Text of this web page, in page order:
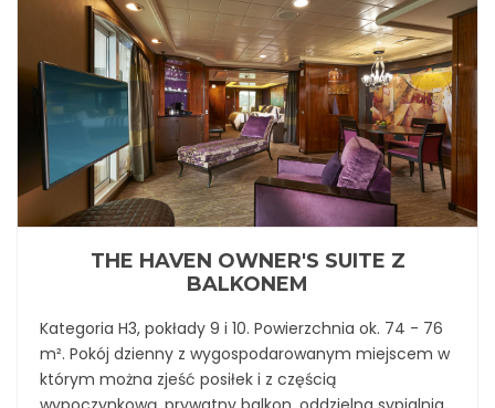
THE HAVEN OWNER'S SUITE Z
BALKONEM
Kategoria H3, pokłady 9 i 10. Powierzchnia ok. 74 - 76
m². Pokój dzienny z wygospodarowanym miejscem w
którym można zjeść posiłek i z częścią